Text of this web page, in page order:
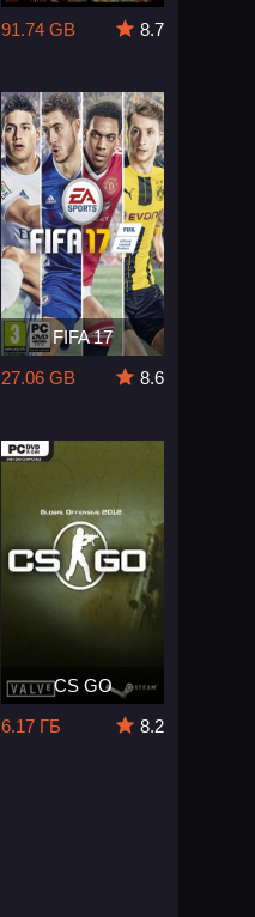
91.74 GB
8.7
FIFA 17
27.06 GB
8.6
CS GO
6.17 ГБ
8.2